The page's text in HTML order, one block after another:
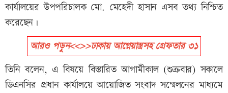
কার্যালয়ের উপপরিচালক মো. মেহেদী হাসান এসব তথ্য নিশ্চিত
করেছেন।
আরও পড়ুন<<>>ঢাকায় আগ্নেয়াস্ত্রসহ গ্রেফতার ৩১
তিনি বলেন, এ বিষয়ে বিস্তারিত আগামীকাল (শুক্রবার) সকালে
ডিএনসির প্রধান কার্যালয়ে আয়োজিত সংবাদ সম্মেলনের মাধ্যমে